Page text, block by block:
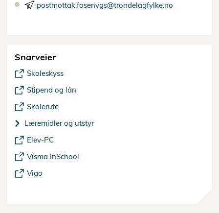
postmottak.fosenvgs@trondelagfylke.no
Snarveier
Skoleskyss
Stipend og lån
Skolerute
Læremidler og utstyr
Elev-PC
Visma InSchool
Vigo